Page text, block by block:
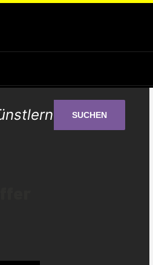
SUCHEN